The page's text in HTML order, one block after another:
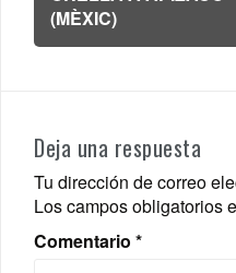
entradas
(MÈXIC)
Deja una respuesta
Tu dirección de correo
Los campos obligatorios
Comentario *